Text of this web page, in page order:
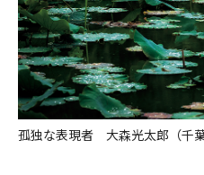
孤独な表現者 大森光太郎（千葉